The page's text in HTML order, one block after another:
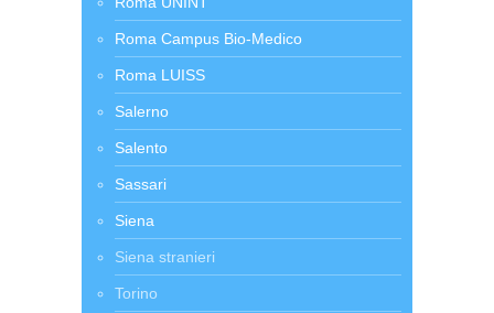
Roma Campus Bio-Medico
Roma LUISS
Salerno
Salento
Sassari
Siena
Siena stranieri
Torino